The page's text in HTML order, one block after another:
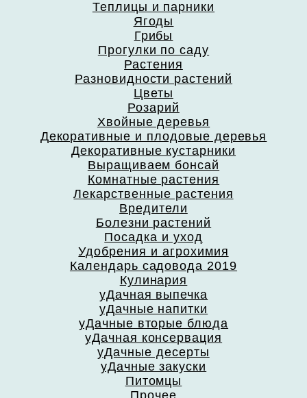
Теплицы и парники
Ягоды
Грибы
Прогулки по саду
Растения
Разновидности растений
Цветы
Розарий
Хвойные деревья
Декоративные и плодовые деревья
Декоративные кустарники
Выращиваем бонсай
Комнатные растения
Лекарственные растения
Вредители
Болезни растений
Посадка и уход
Удобрения и агрохимия
Календарь садовода 2019
Кулинария
уДачная выпечка
уДачные напитки
уДачные вторые блюда
уДачная консервация
уДачные десерты
уДачные закуски
Питомцы
Прочее